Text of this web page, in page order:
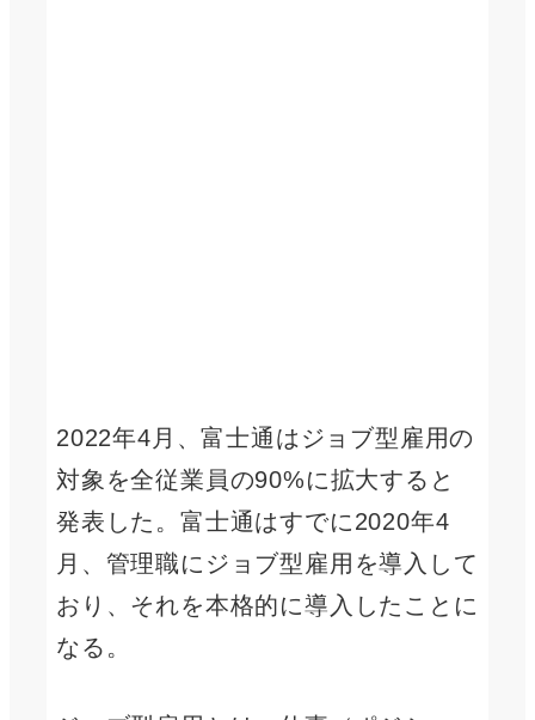
2022年4月、富士通はジョブ型雇用の
対象を全従業員の90%に拡大すると
発表した。富士通はすでに2020年4
月、管理職にジョブ型雇用を導入して
おり、それを本格的に導入したことに
なる。